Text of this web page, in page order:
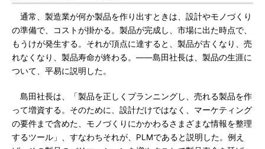
通常、製造業が何か製品を作り出すときは、設計やモノづくり
の準備で、コストが掛かる。製品が完成し、市場に出た時点で、
もうけが発生する。それが頂点に達すると、製品が古くなり、売
れなくなり、製品寿命が終わる。――島田社長は、製品の生涯に
ついて、平易に説明した。
島田社長は、「製品を正しくプランニングし、売れる製品を作
って増資する。そのために、設計だけではなく、マーケティング
の要件まで含めた、モノづくりにかかわるさまざまな情報を整理
するツール」、すなわちそれが、PLMであると説明した。例え